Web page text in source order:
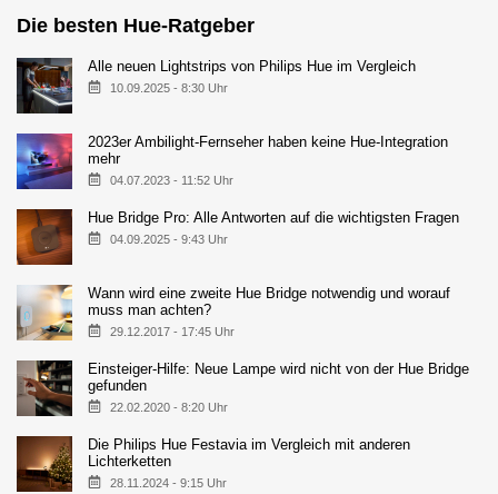
Die besten Hue-Ratgeber
Alle neuen Lightstrips von Philips Hue im Vergleich
10.09.2025 - 8:30 Uhr
2023er Ambilight-Fernseher haben keine Hue-Integration
mehr
04.07.2023 - 11:52 Uhr
Hue Bridge Pro: Alle Antworten auf die wichtigsten Fragen
04.09.2025 - 9:43 Uhr
Wann wird eine zweite Hue Bridge notwendig und worauf
muss man achten?
29.12.2017 - 17:45 Uhr
Einsteiger-Hilfe: Neue Lampe wird nicht von der Hue Bridge
gefunden
22.02.2020 - 8:20 Uhr
Die Philips Hue Festavia im Vergleich mit anderen
Lichterketten
28.11.2024 - 9:15 Uhr